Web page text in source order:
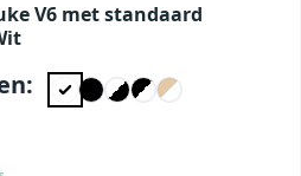
V6 met standaard